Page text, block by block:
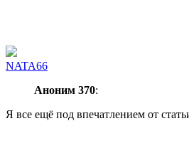
NATA66
Аноним 370:
Я все ещё под впечатлением от